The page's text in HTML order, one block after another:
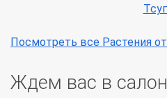
Посмотреть все Растения
Ждем вас в